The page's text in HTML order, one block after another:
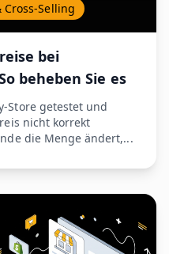
Cross-Selling
bei
beheben Sie es
Store getestet und
nicht korrekt
die Menge ändert,...